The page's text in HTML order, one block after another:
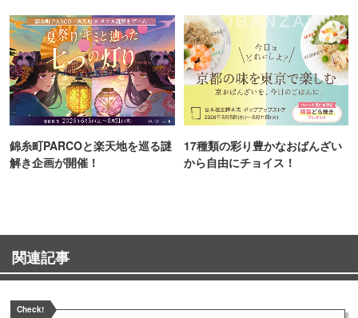
錦糸町PARCOと楽天地を巡る謎
解き企画が開催！
17種類の彩り豊かなおばんざい
から自由にチョイス！
関連記事
Check!